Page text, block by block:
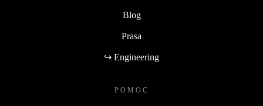
Blog
Prasa
↪ Engineering
POMOC